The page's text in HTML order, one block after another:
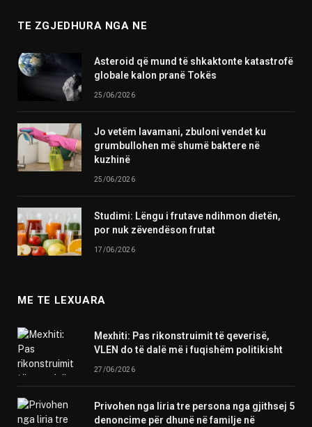
TE ZGJEDHURA NGA NE
Asteroid që mund të shkaktonte katastrofë
globale kalon pranë Tokës
25/06/2026
Jo vetëm lavamani, zbuloni vendet ku
grumbullohen më shumë baktere në
kuzhinë
25/06/2026
Studimi: Lëngu i frutave ndihmon dietën,
por nuk zëvendëson frutat
17/06/2026
ME TE LEXUARA
Mexhiti: Pas rikonstruimit të qeverisë,
VLEN do të dalë më i fuqishëm politikisht
27/06/2026
Privohen nga liria tre persona nga gjithsej 5
denoncime për dhunë në familje në